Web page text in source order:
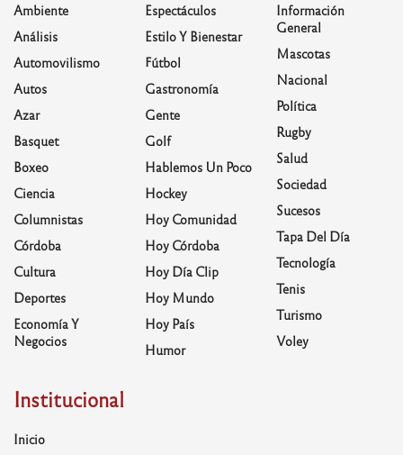
Ambiente
Análisis
Automovilismo
Autos
Azar
Basquet
Boxeo
Ciencia
Columnistas
Córdoba
Cultura
Deportes
Economía Y
Negocios
Espectáculos
Estilo Y Bienestar
Fútbol
Gastronomía
Gente
Golf
Hablemos Un Poco
Hockey
Hoy Comunidad
Hoy Córdoba
Hoy Día Clip
Hoy Mundo
Hoy País
Humor
Información
General
Mascotas
Nacional
Política
Rugby
Salud
Sociedad
Sucesos
Tapa Del Día
Tecnología
Tenis
Turismo
Voley
Institucional
Inicio